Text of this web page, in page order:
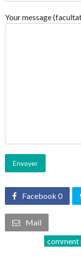
Your message
Facebook 0
Mail
comment